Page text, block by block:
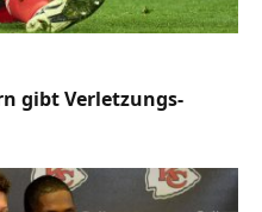
gibt Verletzungs-